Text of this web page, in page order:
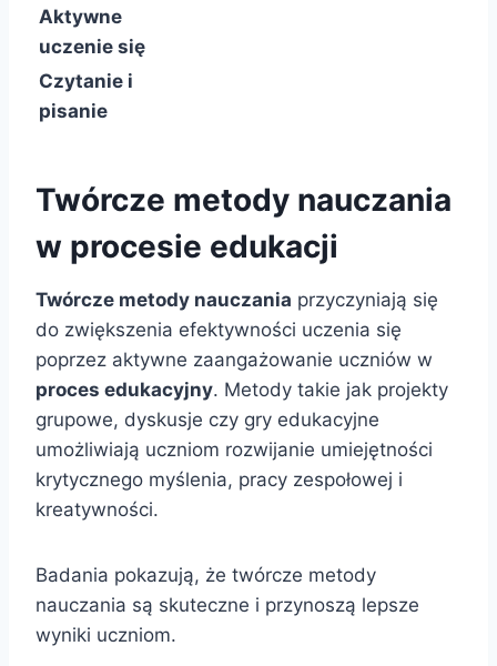
Aktywne
uczenie się
Czytanie i
pisanie
Twórcze metody nauczania
w procesie edukacji
Twórcze metody nauczania przyczyniają się
do zwiększenia efektywności uczenia się
poprzez aktywne zaangażowanie uczniów w
proces edukacyjny. Metody takie jak projekty
grupowe, dyskusje czy gry edukacyjne
umożliwiają uczniom rozwijanie umiejętności
krytycznego myślenia, pracy zespołowej i
kreatywności.
Badania pokazują, że twórcze metody
nauczania są skuteczne i przynoszą lepsze
wyniki uczniom.